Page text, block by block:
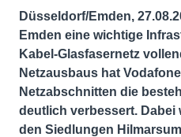
Düsseldorf/Emden,
Emden eine wichtige
Kabel-Glasfasernetz
Netzausbaus hat
Netzabschnitten die
deutlich verbessert. Dabei
den Siedlungen